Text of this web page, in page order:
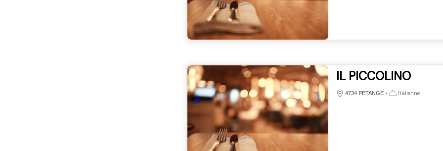
IL PICCOLINO
4734 PETANGE • Italienne